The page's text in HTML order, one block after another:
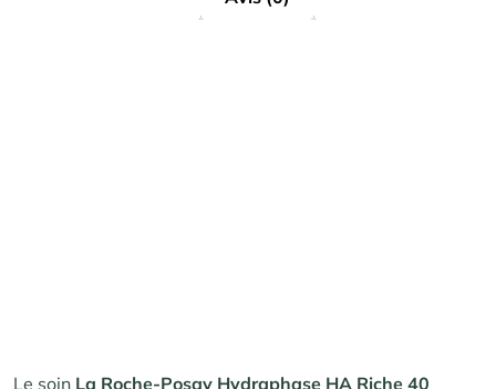
Le soin La Roche-Posay Hydraphase HA Riche 40